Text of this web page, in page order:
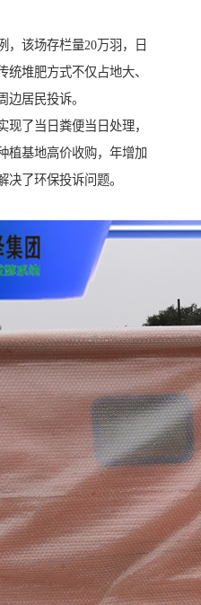
，该场存栏量20万羽，日
统堆肥方式不仅占地大、
边居民投诉。
现了当日粪便当日处理，
植基地高价收购，年增加
决了环保投诉问题。